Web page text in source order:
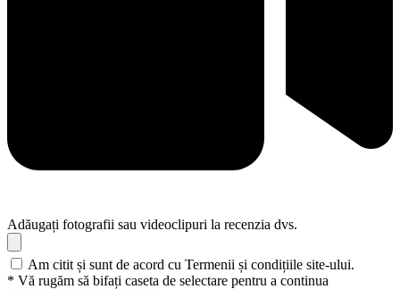
Adăugați fotografii sau videoclipuri la recenzia dvs.
Am citit și sunt de acord cu Termenii și condițiile site-ului.
* Vă rugăm să bifați caseta de selectare pentru a continua